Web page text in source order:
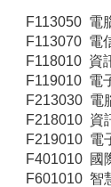
F113050 電
F113070 電
F118010 資
F119010 電
F213030 電
F218010 資
F219010 電
F401010 國
F601010 智